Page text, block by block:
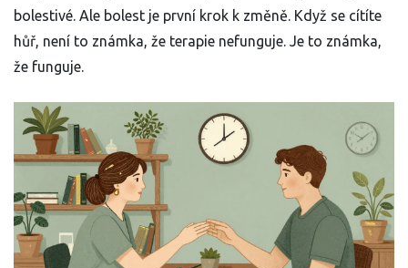
bolestivé. Ale bolest je první krok k změně. Když se cítíte
hůř, není to známka, že terapie nefunguje. Je to známka,
že funguje.